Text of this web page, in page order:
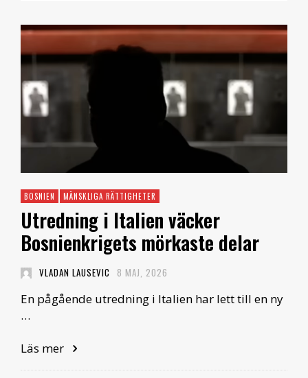
BOSNIEN MÄNSKLIGA RÄTTIGHETER
Utredning i Italien väcker
Bosnienkrigets mörkaste delar
VLADAN LAUSEVIC 8 MAJ, 2026
En pågående utredning i Italien har lett till en ny
…
Läs mer